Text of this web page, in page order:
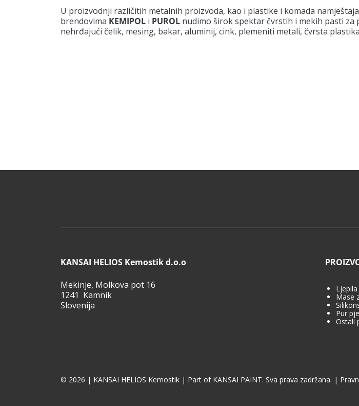
U proizvodnji različitih metalnih proizvoda, kao i plastike i komada
brendovima KEMIPOL i PUROL nudimo širok spektar čvrstih i mekih pasti
nehrđajući čelik, mesing, bakar, aluminij, cink, plemeniti metali, čvrsta
KANSAI HELIOS Kemostik d.o.o
Mekinje, Molkova pot 16
1241 Kamnik
Slovenija
Ljepila
Mase
Pur
Ostali
© 2026 | KANSAI HELIOS Kemostik | Part of KANSAI PAINT. Sva prava zadržana. |